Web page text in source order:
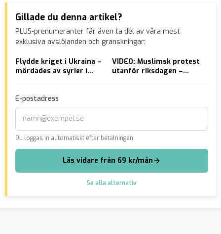
Gillade du denna artikel?
PLUS-prenumeranter får även ta del av våra mest
exklusiva avslöjanden och granskningar:
Flydde kriget i Ukraina –
mördades av syrier i
VIDEO: Muslimsk protest
utanför riksdagen –
E-postadress
Du loggas in automatiskt efter betalningen.
Läs vidare från 69 kr/mån
Se alla alternativ